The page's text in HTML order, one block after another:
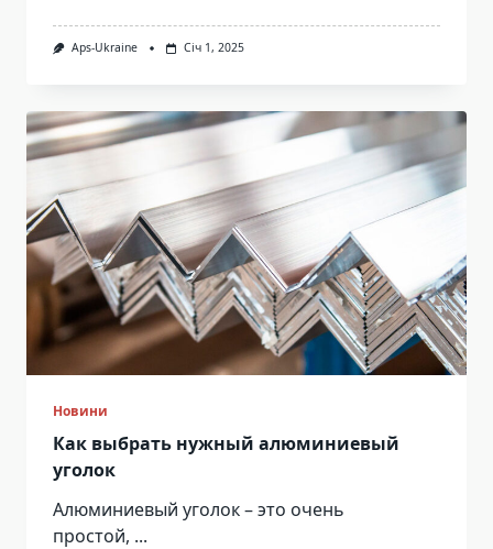
Aps-Ukraine Січ 1, 2025
Новини
Как выбрать нужный алюминиевый
уголок
Алюминиевый уголок – это очень
простой, ...